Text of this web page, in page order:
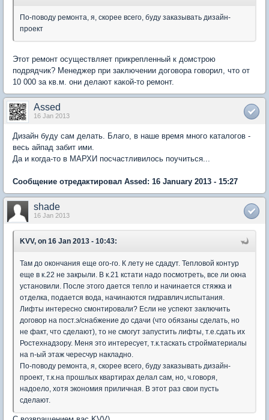
По-поводу ремонта, я, скорее всего, буду заказывать дизайн-
проект
Этот ремонт осуществляет прикрепленный к домстрою
подрядчик? Менеджер при заключении договора говорил, что от
10 000 за кв.м. они делают какой-то ремонт.
Assed
16 Jan 2013
Дизайн буду сам делать. Благо, в наше время много каталогов -
весь айпад забит ими.
Да и когда-то в МАРХИ посчастливилось поучиться...
Сообщение отредактировал Assed: 16 January 2013 - 15:27
shade
16 Jan 2013
KVV, on 16 Jan 2013 - 10:43:
Там до окончания еще ого-го. К лету не сдадут. Тепловой контур
еще в к.22 не закрыли. В к.21 кстати надо посмотреть, все ли окна
установили. После этого дается тепло и начинается стяжка и
отделка, подается вода, начинаются гидравлич.испытания.
Лифты интересно смонтировали? Если не успеют заключить
договор на пост.э/снабжение до сдачи (что обязаны сделать, но
не факт, что сделают), то не смогут запустить лифты, т.е.сдать их
Ростехнадзору. Меня это интересует, т.к.таскать стройматериалы
на n-ый этаж чересчур накладно.
По-поводу ремонта, я, скорее всего, буду заказывать дизайн-
проект, т.к.на прошлых квартирах делал сам, но, ч.говоря,
надоело, хотя экономия приличная. В этот раз свои пусть
сделают.